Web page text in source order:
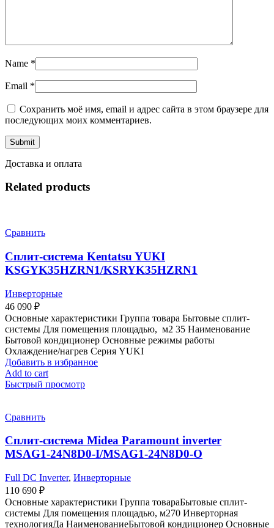
Name *
Email *
Сохранить моё имя, email и адрес сайта в этом браузере для
последующих моих комментариев.
Доставка и оплата
Related products
Сравнить
Сплит-система Kentatsu YUKI
KSGYK35HZRN1/KSRYK35HZRN1
Инверторные
46 090 ₽
Основные характеристики Группа товара Бытовые сплит-
системы Для помещения площадью, м2 35 Наименование
Бытовой кондиционер Основные режимы работы
Охлаждение/нагрев Серия YUKI
Добавить в избранное
Add to cart
Быстрый просмотр
Сравнить
Сплит-система Midea Paramount inverter
MSAG1-24N8D0-I/MSAG1-24N8D0-O
Full DC Inverter, Инверторные
110 690 ₽
Основные характеристики Группа товараБытовые сплит-
системы Для помещения площадью, м270 Инверторная
технологияДа НаименованиеБытовой кондиционер Основные